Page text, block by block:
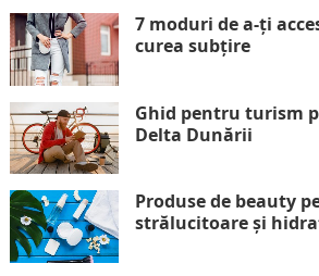
7 moduri de a-ți
curea subțire
Ghid pentru turism
Delta Dunării
Produse de beauty
strălucitoare și